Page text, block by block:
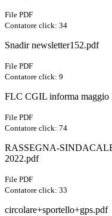
File PDF
Contatore click: 34
Snadir newsletter152.pdf
File PDF
Contatore click: 9
FLC CGIL informa maggio
File PDF
Contatore click: 74
RASSEGNA-
2022.pdf
File PDF
Contatore click: 33
circolare+sportello+gps.pdf